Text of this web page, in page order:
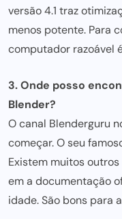
versão 4.1 traz
menos potente. Para
computador razoável
3. Onde posso
Blender?
O canal Blenderguru
começar. O seu
Existem muitos
em a documentação
idade. São bons para